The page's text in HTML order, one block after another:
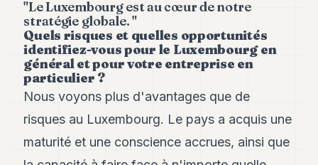
"Le Luxembourg est au cœur de notre
stratégie globale. "
Quels risques et quelles opportunités
identifiez-vous pour le Luxembourg en
général et pour votre entreprise en
particulier ?
Nous voyons plus d'avantages que de
risques au Luxembourg. Le pays a acquis une
maturité et une conscience accrues, ainsi que